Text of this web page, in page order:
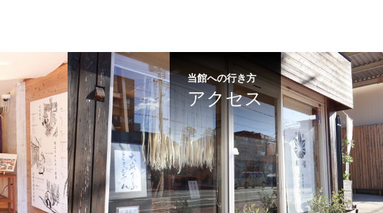
当館への行き方
アクセス